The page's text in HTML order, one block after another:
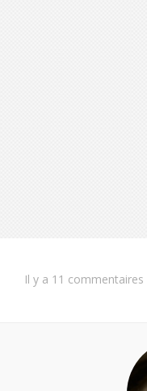
Il y a 11 commentaires